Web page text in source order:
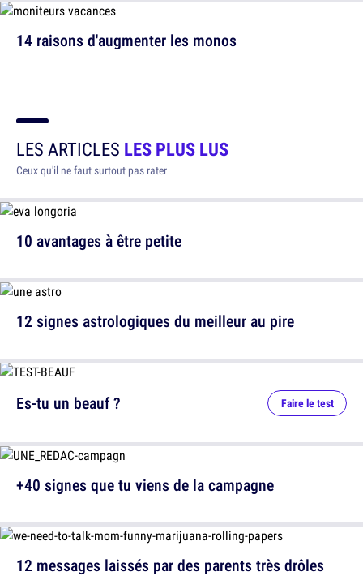
14 raisons d'augmenter les monos
LES ARTICLES LES PLUS LUS
Ceux qu'il ne faut surtout pas rater
10 avantages à être petite
12 signes astrologiques du meilleur au pire
12 messages laissés par des parents très drôles
Es-tu un beauf ? Faire le test
+40 signes que tu viens de la campagne